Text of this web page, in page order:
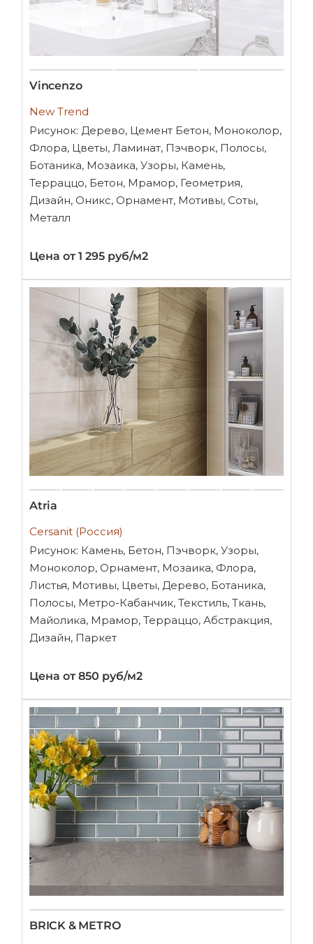
Vincenzo
New Trend
Рисунок: Дерево, Цемент Бетон, Моноколор,
Флора, Цветы, Ламинат, Пэчворк, Полосы,
Ботаника, Мозаика, Узоры, Камень,
Терраццо, Бетон, Мрамор, Геометрия,
Дизайн, Оникс, Орнамент, Мотивы, Соты,
Металл
Цена от 1 295 руб/м2
Atria
Cersanit (Россия)
Рисунок: Камень, Бетон, Пэчворк, Узоры,
Моноколор, Орнамент, Мозаика, Флора,
Листья, Мотивы, Цветы, Дерево, Ботаника,
Полосы, Метро-Кабанчик, Текстиль, Ткань,
Майолика, Мрамор, Терраццо, Абстракция,
Дизайн, Паркет
Цена от 850 руб/м2
BRICK & METRO